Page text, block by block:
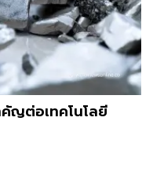
คัญต่อเทคโนโลยี